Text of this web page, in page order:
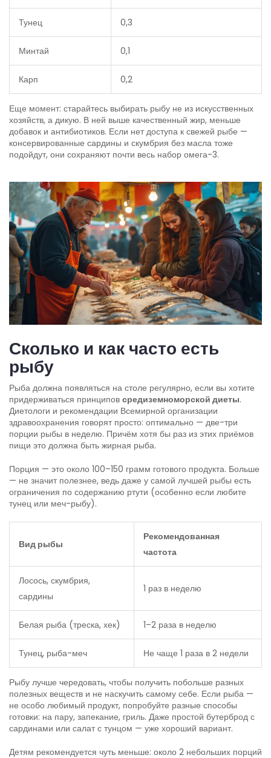
Тунец 0,3
Минтай 0,1
Карп 0,2
Еще момент: старайтесь выбирать рыбу не из искусственных
хозяйств, а дикую. В ней выше качественный жир, меньше
добавок и антибиотиков. Если нет доступа к свежей рыбе —
консервированные сардины и скумбрия без масла тоже
подойдут, они сохраняют почти весь набор омега-3.
Сколько и как часто есть
рыбу
Рыба должна появляться на столе регулярно, если вы хотите
придерживаться принципов средиземноморской диеты.
Диетологи и рекомендации Всемирной организации
здравоохранения говорят просто: оптимально — две-три
порции рыбы в неделю. Причём хотя бы раз из этих приёмов
пищи это должна быть жирная рыба.
Порция — это около 100–150 грамм готового продукта. Больше
— не значит полезнее, ведь даже у самой лучшей рыбы есть
ограничения по содержанию ртути (особенно если любите
тунец или меч-рыбу).
Вид рыбы
Рекомендованная
частота
Лосось, скумбрия,
сардины
1 раз в неделю
Белая рыба (треска, хек) 1–2 раза в неделю
Тунец, рыба-меч Не чаще 1 раза в 2 недели
Рыбу лучше чередовать, чтобы получить побольше разных
полезных веществ и не наскучить самому себе. Если рыба —
не особо любимый продукт, попробуйте разные способы
готовки: на пару, запекание, гриль. Даже простой бутерброд с
сардинами или салат с тунцом — уже хороший вариант.
Детям рекомендуется чуть меньше: около 2 небольших порций